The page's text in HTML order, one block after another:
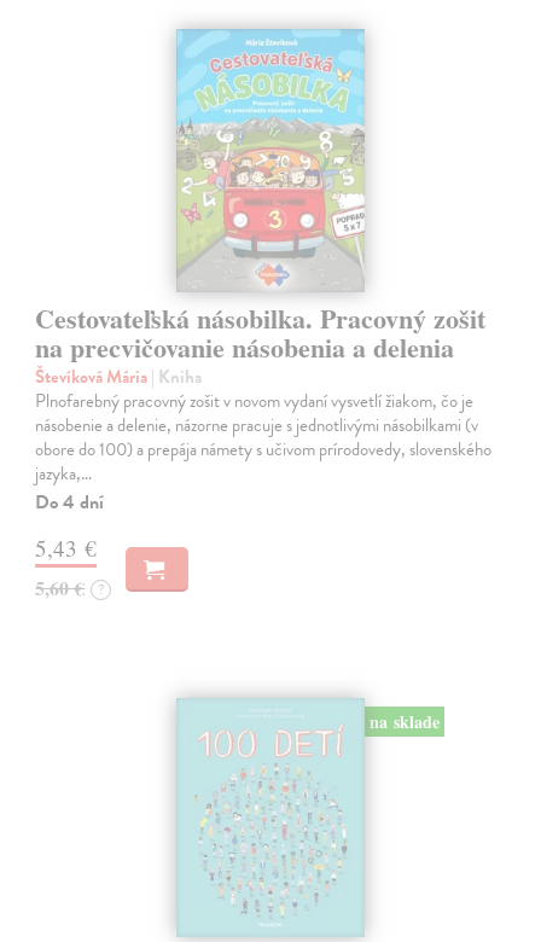
Cestovateľská násobilka. Pracovný zošit
na precvičovanie násobenia a delenia
Števíková Mária| Kniha
Plnofarebný pracovný zošit v novom vydaní vysvetlí žiakom, čo je
násobenie a delenie, názorne pracuje s jednotlivými násobilkami (v
obore do 100) a prepája námety s učivom prírodovedy, slovenského
jazyka,…
Do 4 dní
5,43 €
5,60 € ?
na sklade